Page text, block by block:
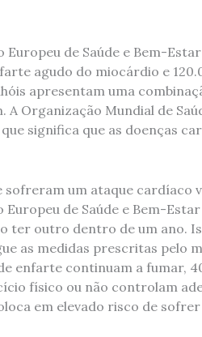
de Saúde e Bem-
agudo do miocárdio e
apresentam uma
A Organização Mundial de
que significa que as doenças
sofreram um ataque cardíaco
de Saúde e Bem-
ter outro dentro de um ano.
as medidas prescritas pelo
enfarte continuam a fumar,
físico ou não controlam
em elevado risco de